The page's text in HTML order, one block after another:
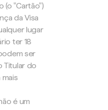
(o "Cartão")
da Visa
lugar
ter 18
ser
Titular do
é um